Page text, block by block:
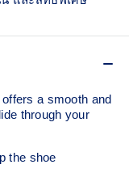
a smooth and
through your
the shoe